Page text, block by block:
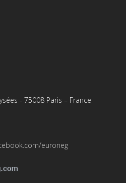
- 75008 Paris – France
euroneg